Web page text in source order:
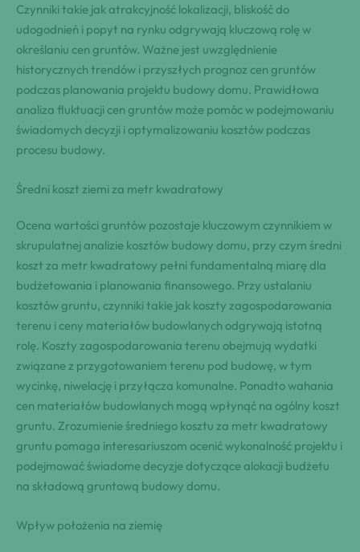
Czynniki takie jak atrakcyjność lokalizacji, bliskość do
udogodnień i popyt na rynku odgrywają kluczową rolę w
określaniu cen gruntów. Ważne jest uwzględnienie
historycznych trendów i przyszłych prognoz cen gruntów
podczas planowania projektu budowy domu. Prawidłowa
analiza fluktuacji cen gruntów może pomóc w podejmowaniu
świadomych decyzji i optymalizowaniu kosztów podczas
procesu budowy.
Średni koszt ziemi za metr kwadratowy
Ocena wartości gruntów pozostaje kluczowym czynnikiem w
skrupulatnej analizie kosztów budowy domu, przy czym średni
koszt za metr kwadratowy pełni fundamentalną miarę dla
budżetowania i planowania finansowego. Przy ustalaniu
kosztów gruntu, czynniki takie jak koszty zagospodarowania
terenu i ceny materiałów budowlanych odgrywają istotną
rolę. Koszty zagospodarowania terenu obejmują wydatki
związane z przygotowaniem terenu pod budowę, w tym
wycinkę, niwelację i przyłącza komunalne. Ponadto wahania
cen materiałów budowlanych mogą wpłynąć na ogólny koszt
gruntu. Zrozumienie średniego kosztu za metr kwadratowy
gruntu pomaga interesariuszom ocenić wykonalność projektu i
podejmować świadome decyzje dotyczące alokacji budżetu
na składową gruntową budowy domu.
Wpływ położenia na ziemię